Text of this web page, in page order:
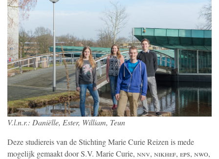
V.l.n.r.: Daniëlle, Ester, William, Teun
Deze studiereis van de Stichting Marie Curie Reizen is mede
mogelijk gemaakt door S.V. Marie Curie, nnv, nikhef, eps, nwo,